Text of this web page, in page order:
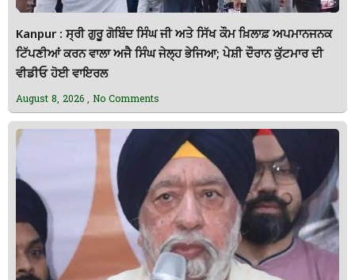
Kanpur : ਸ੍ਰੀ ਗੁਰੂ ਗੋਬਿੰਦ ਸਿੰਘ ਜੀ ਅਤੇ ਸਿੱਖ ਕੌਮ ਖ਼ਿਲਾਫ਼ ਅਪਮਾਨਜਨਕ
ਟਿੱਪਣੀਆਂ ਕਰਨ ਵਾਲਾ ਅਜੈ ਸਿੰਘ ਜੇਲ੍ਹ ਭੇਜਿਆ; ਪੇਸ਼ੀ ਦੌਰਾਨ ਕੁੱਟਮਾਰ ਦੀ
ਵੀਡੀਓ ਹੋਈ ਵਾਇਰਲ
August 8, 2026 No Comments